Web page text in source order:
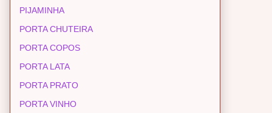
PIJAMINHA
PORTA CHUTEIRA
PORTA COPOS
PORTA LATA
PORTA PRATO
PORTA VINHO